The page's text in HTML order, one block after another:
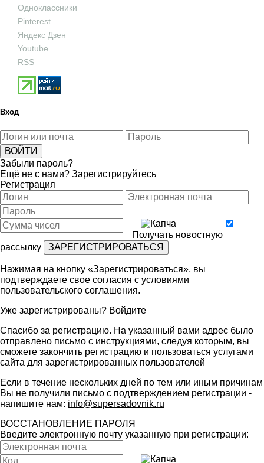
Одноклассники
Pinterest
Яндекс Дзен
Youtube
RSS
Вход
Забыли пароль?
Ещё не с нами? Зарегистрируйтесь
Регистрация
Получать новостную
рассылку
Нажимая на кнопку «Зарегистрироваться», вы
подтверждаете свое согласия с условиями
пользовательского соглашения.
Уже зарегистрированы? Войдите
Спасибо за регистрацию. На указанный вами адрес было
отправлено письмо с инструкциями, следуя которым, вы
сможете закончить регистрацию и пользоваться услугами
сайта для зарегистрированных пользователей
Если в течение нескольких дней по тем или иным причинам
Вы не получили письмо с подтверждением регистрации -
напишите нам: info@supersadovnik.ru
ВОССТАНОВЛЕНИЕ ПАРОЛЯ
Введите электронную почту указанную при регистрации: